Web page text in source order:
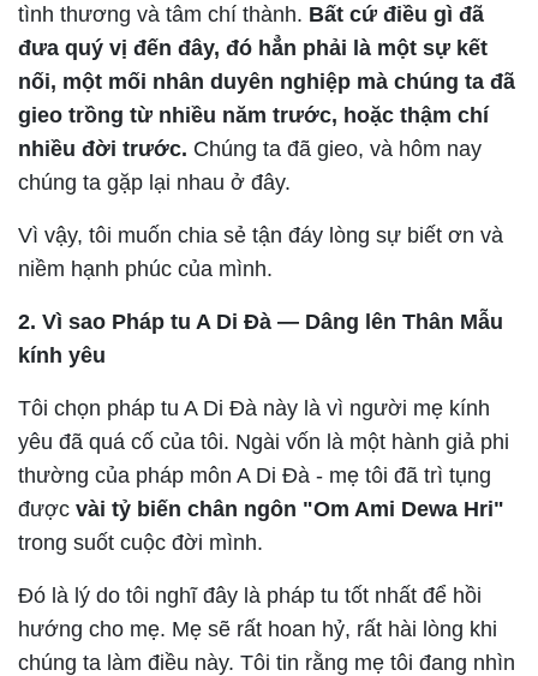
tình thương và tâm chí thành. Bất cứ điều gì đã
đưa quý vị đến đây, đó hẳn phải là một sự kết
nối, một mối nhân duyên nghiệp mà chúng ta đã
gieo trồng từ nhiều năm trước, hoặc thậm chí
nhiều đời trước. Chúng ta đã gieo, và hôm nay
chúng ta gặp lại nhau ở đây.
Vì vậy, tôi muốn chia sẻ tận đáy lòng sự biết ơn và
niềm hạnh phúc của mình.
2. Vì sao Pháp tu A Di Đà — Dâng lên Thân Mẫu
kính yêu
Tôi chọn pháp tu A Di Đà này là vì người mẹ kính
yêu đã quá cố của tôi. Ngài vốn là một hành giả phi
thường của pháp môn A Di Đà - mẹ tôi đã trì tụng
được vài tỷ biến chân ngôn "Om Ami Dewa Hri"
trong suốt cuộc đời mình.
Đó là lý do tôi nghĩ đây là pháp tu tốt nhất để hồi
hướng cho mẹ. Mẹ sẽ rất hoan hỷ, rất hài lòng khi
chúng ta làm điều này. Tôi tin rằng mẹ tôi đang nhìn